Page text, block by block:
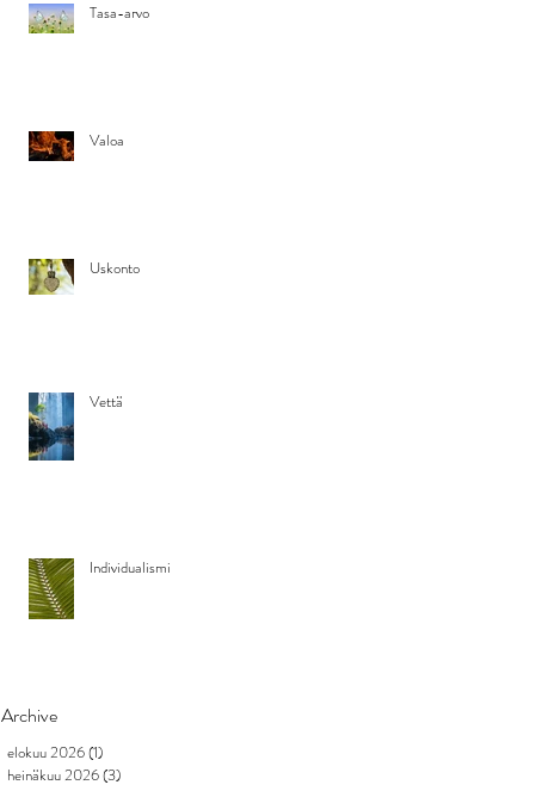
Tasa-arvo
Valoa
Uskonto
Vettä
Individualismi
Archive
elokuu 2026(1)
heinäkuu 2026(3)